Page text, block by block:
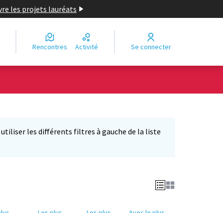
les projets lauréats
Rencontres Activité Se connecter
les différents filtres à gauche de la liste